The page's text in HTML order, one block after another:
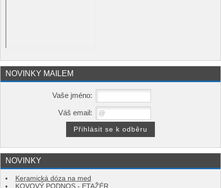
NOVINKY MAILEM
Vaše jméno:
Váš email:
NOVINKY
Keramická dóza na med
KOVOVÝ PODNOS - ETAŽÉR